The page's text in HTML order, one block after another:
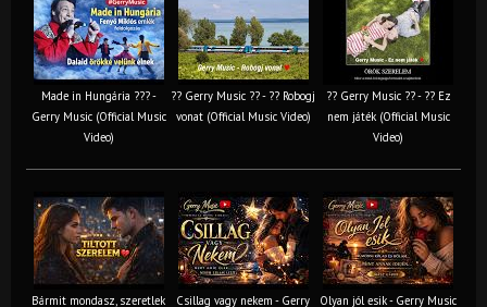
Made in Hungária ??? -
Gerry Music (Official Music
Video)
?? Gerry Music ?? - ?? Robogj
vonat (Official Music Video)
?? Gerry Music ?? - ?? Ez
nem játék (Official Music
Video)
Bármit mondasz, szeretlek
Csillag vagy nekem - Gerry
Olyan jól esik - Gerry Music